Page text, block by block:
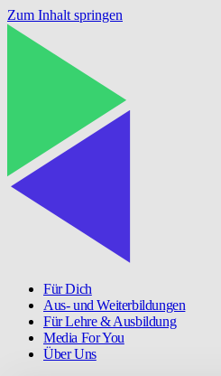
Zum Inhalt springen
Für Dich
Aus- und Weiterbildungen
Für Lehre & Ausbildung
Media For You
Über Uns